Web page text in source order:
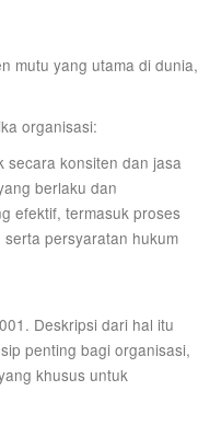
mutu yang utama di dunia,
organisasi:
secara konsiten dan jasa
berlaku dan
efektif, termasuk proses
persyaratan hukum
Deskripsi dari hal itu
penting bagi organisasi,
khusus untuk